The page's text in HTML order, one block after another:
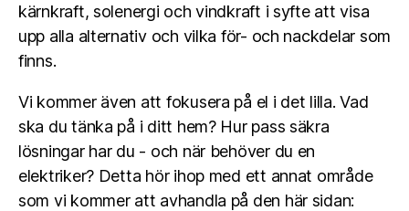
kärnkraft, solenergi och vindkraft i syfte att visa
upp alla alternativ och vilka för- och nackdelar som
finns.
Vi kommer även att fokusera på el i det lilla. Vad
ska du tänka på i ditt hem? Hur pass säkra
lösningar har du - och när behöver du en
elektriker? Detta hör ihop med ett annat område
som vi kommer att avhandla på den här sidan: